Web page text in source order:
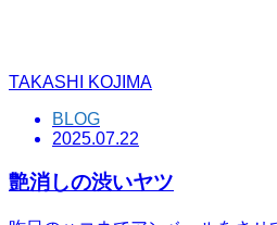
TAKASHI KOJIMA
BLOG
2025.07.22
艶消しの渋いヤツ